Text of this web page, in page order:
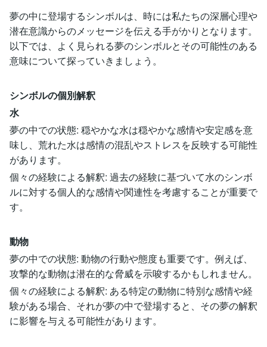
夢の中に登場するシンボルは、時には私たちの深層心理や
潜在意識からのメッセージを伝える手がかりとなります。
以下では、よく見られる夢のシンボルとその可能性のある
意味について探っていきましょう。
シンボルの個別解釈
水
夢の中での状態: 穏やかな水は穏やかな感情や安定感を意
味し、荒れた水は感情の混乱やストレスを反映する可能性
があります。
個々の経験による解釈: 過去の経験に基づいて水のシンボ
ルに対する個人的な感情や関連性を考慮することが重要で
す。
動物
夢の中での状態: 動物の行動や態度も重要です。例えば、
攻撃的な動物は潜在的な脅威を示唆するかもしれません。
個々の経験による解釈: ある特定の動物に特別な感情や経
験がある場合、それが夢の中で登場すると、その夢の解釈
に影響を与える可能性があります。